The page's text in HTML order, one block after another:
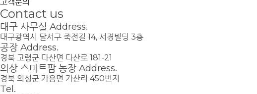
Contact us
대구 사무실 Address.
대구광역시 달서구 죽전길 14, 서경빌딩 3층
공장 Address.
경북 고령군 다산면 다산로 181-21
의상 스마트팜 농장 Address.
경북 의성군 가음면 가산리 450번지
Tel.